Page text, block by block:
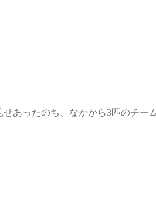
あったのち、なかから3匹のチー